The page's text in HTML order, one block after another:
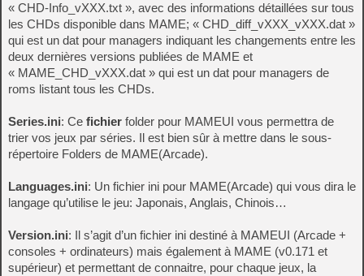
« CHD-Info_vXXX.txt », avec des informations détaillées sur tous
les CHDs disponible dans MAME; « CHD_diff_vXXX_vXXX.dat »
qui est un dat pour managers indiquant les changements entre les
deux dernières versions publiées de MAME et
« MAME_CHD_vXXX.dat » qui est un dat pour managers de
roms listant tous les CHDs.
Series.ini: Ce fichier folder pour MAMEUI vous permettra de
trier vos jeux par séries. Il est bien sûr à mettre dans le sous-
répertoire Folders de MAME(Arcade).
Languages.ini: Un fichier ini pour MAME(Arcade) qui vous dira le
langage qu’utilise le jeu: Japonais, Anglais, Chinois…
Version.ini: Il s’agit d’un fichier ini destiné à MAMEUI (Arcade +
consoles + ordinateurs) mais également à MAME (v0.171 et
supérieur) et permettant de connaitre, pour chaque jeux, la